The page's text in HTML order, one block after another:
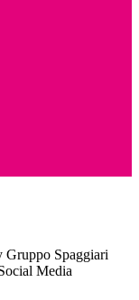
Gruppo Spaggiari
Media